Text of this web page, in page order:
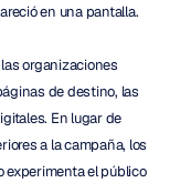
en una pantalla.
organizaciones
de destino, las
En lugar de
a la campaña, los
experimenta el público